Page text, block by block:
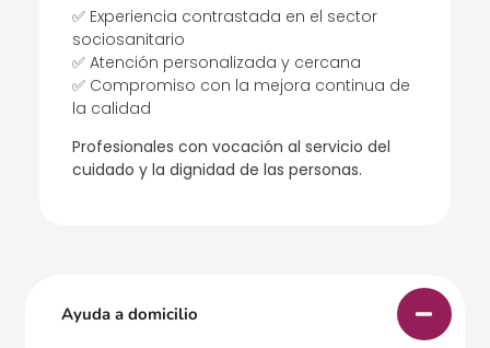
✅ Experiencia contrastada en el sector
sociosanitario
✅ Atención personalizada y cercana
✅ Compromiso con la mejora continua de
la calidad
Profesionales con vocación al servicio del
cuidado y la dignidad de las personas.
Ayuda a domicilio